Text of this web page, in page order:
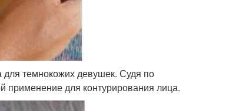
темнокожих девушек. Судя по
применение для контурирования лица.